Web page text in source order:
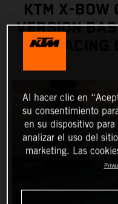
KTM X-BOW
VERSION
RACING
Al hacer clic en
su consentimiento
en su dispositivo
analizar el uso del
marketing. Las